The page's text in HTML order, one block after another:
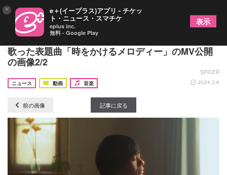
小山田壮平、ソロ2ndアルバムより“音楽への愛”を
歌った表題曲「時をかけるメロディー」のMV公開
の画像2/2
SPICER
ニュース
動画 音楽 2024.3.6
前の画像 記事に戻る
× e＋(イープラス)アプリ - チケッ
ト・ニュース・スマチケ
eplus inc.
無料 - Google Play
表示